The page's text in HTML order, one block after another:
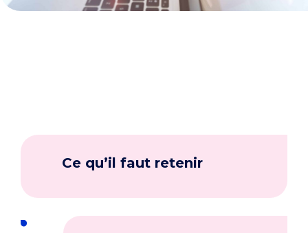
Ce qu’il faut retenir